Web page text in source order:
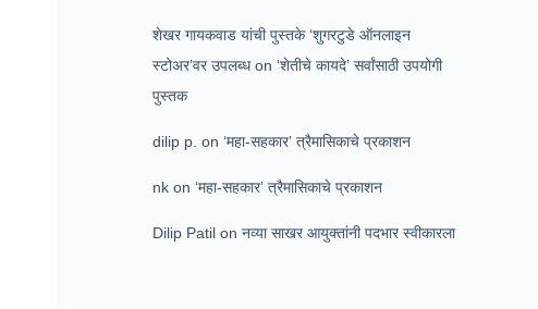
शेखर गायकवाड यांची पुस्तके ‘शुगरटुडे ऑनलाइन
स्टोअर’वर उपलब्धon‘शेतीचे कायदे’ सर्वांसाठी उपयोगी
पुस्तक
dilip p. on‘महा-सहकार’ त्रैमासिकाचे प्रकाशन
nk on‘महा-सहकार’ त्रैमासिकाचे प्रकाशन
Dilip Patil onनव्या साखर आयुक्तांनी पदभार स्वीकारला